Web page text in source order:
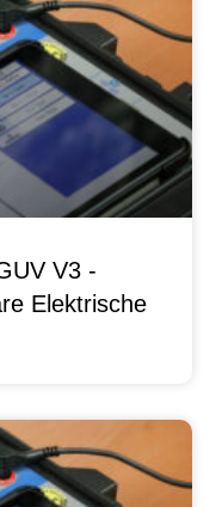
V3 -
Elektrische